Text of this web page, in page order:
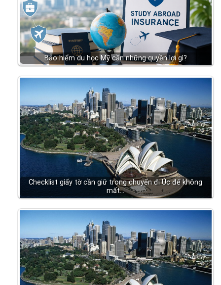
Bảo hiểm du học Mỹ cần những quyền lợi gì?
Checklist giấy tờ cần giữ trong chuyến đi Úc để không
mất…